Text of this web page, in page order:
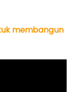
membangun